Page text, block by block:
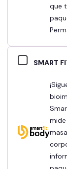
que
SMART
¡Sigue la evolución de tu cuerpo! Realiza tu